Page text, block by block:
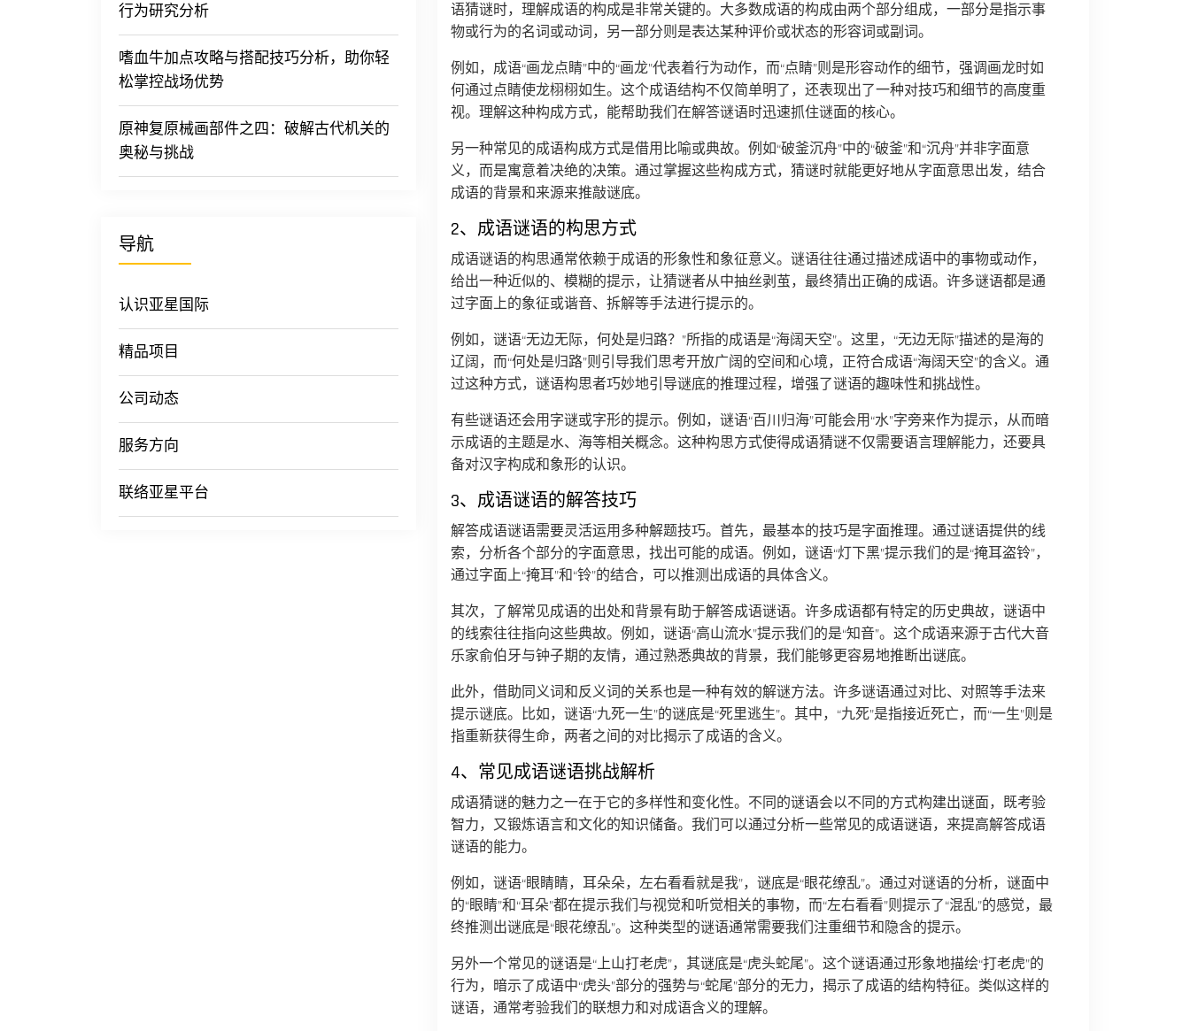
行为研究分析
嗜血牛加点攻略与搭配技巧分析，助你轻
松掌控战场优势
原神复原械画部件之四：破解古代机关的
奥秘与挑战
导航
认识亚星国际
精品项目
公司动态
服务方向
联络亚星平台
语猜谜时，理解成语的构成是非常关键的。大多数成语的构成由两个部分组成，一部分是指示事
物或行为的名词或动词，另一部分则是表达某种评价或状态的形容词或副词。
例如，成语“画龙点睛”中的“画龙”代表着行为动作，而“点睛”则是形容动作的细节，强调画龙时如
何通过点睛使龙栩栩如生。这个成语结构不仅简单明了，还表现出了一种对技巧和细节的高度重
视。理解这种构成方式，能帮助我们在解答谜语时迅速抓住谜面的核心。
另一种常见的成语构成方式是借用比喻或典故。例如“破釜沉舟”中的“破釜”和“沉舟”并非字面意
义，而是寓意着决绝的决策。通过掌握这些构成方式，猜谜时就能更好地从字面意思出发，结合
成语的背景和来源来推敲谜底。
2、成语谜语的构思方式
成语谜语的构思通常依赖于成语的形象性和象征意义。谜语往往通过描述成语中的事物或动作，
给出一种近似的、模糊的提示，让猜谜者从中抽丝剥茧，最终猜出正确的成语。许多谜语都是通
过字面上的象征或谐音、拆解等手法进行提示的。
例如，谜语“无边无际，何处是归路？”所指的成语是“海阔天空”。这里，“无边无际”描述的是海的
辽阔，而“何处是归路”则引导我们思考开放广阔的空间和心境，正符合成语“海阔天空”的含义。通
过这种方式，谜语构思者巧妙地引导谜底的推理过程，增强了谜语的趣味性和挑战性。
有些谜语还会用字谜或字形的提示。例如，谜语“百川归海”可能会用“水”字旁来作为提示，从而暗
示成语的主题是水、海等相关概念。这种构思方式使得成语猜谜不仅需要语言理解能力，还要具
备对汉字构成和象形的认识。
3、成语谜语的解答技巧
解答成语谜语需要灵活运用多种解题技巧。首先，最基本的技巧是字面推理。通过谜语提供的线
索，分析各个部分的字面意思，找出可能的成语。例如，谜语“灯下黑”提示我们的是“掩耳盗铃”，
通过字面上“掩耳”和“铃”的结合，可以推测出成语的具体含义。
其次，了解常见成语的出处和背景有助于解答成语谜语。许多成语都有特定的历史典故，谜语中
的线索往往指向这些典故。例如，谜语“高山流水”提示我们的是“知音”。这个成语来源于古代大音
乐家俞伯牙与钟子期的友情，通过熟悉典故的背景，我们能够更容易地推断出谜底。
此外，借助同义词和反义词的关系也是一种有效的解谜方法。许多谜语通过对比、对照等手法来
提示谜底。比如，谜语“九死一生”的谜底是“死里逃生”。其中，“九死”是指接近死亡，而“一生”则是
指重新获得生命，两者之间的对比揭示了成语的含义。
4、常见成语谜语挑战解析
成语猜谜的魅力之一在于它的多样性和变化性。不同的谜语会以不同的方式构建出谜面，既考验
智力，又锻炼语言和文化的知识储备。我们可以通过分析一些常见的成语谜语，来提高解答成语
谜语的能力。
例如，谜语“眼睛睛，耳朵朵，左右看看就是我”，谜底是“眼花缭乱”。通过对谜语的分析，谜面中
的“眼睛”和“耳朵”都在提示我们与视觉和听觉相关的事物，而“左右看看”则提示了“混乱”的感觉，最
终推测出谜底是“眼花缭乱”。这种类型的谜语通常需要我们注重细节和隐含的提示。
另外一个常见的谜语是“上山打老虎”，其谜底是“虎头蛇尾”。这个谜语通过形象地描绘“打老虎”的
行为，暗示了成语中“虎头”部分的强势与“蛇尾”部分的无力，揭示了成语的结构特征。类似这样的
谜语，通常考验我们的联想力和对成语含义的理解。